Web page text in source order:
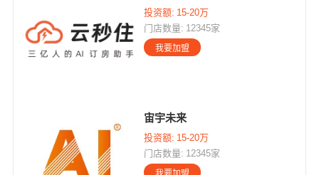
投资额: 15-20万
门店数量: 12345家
宙宇未来
投资额: 15-20万
门店数量: 12345家